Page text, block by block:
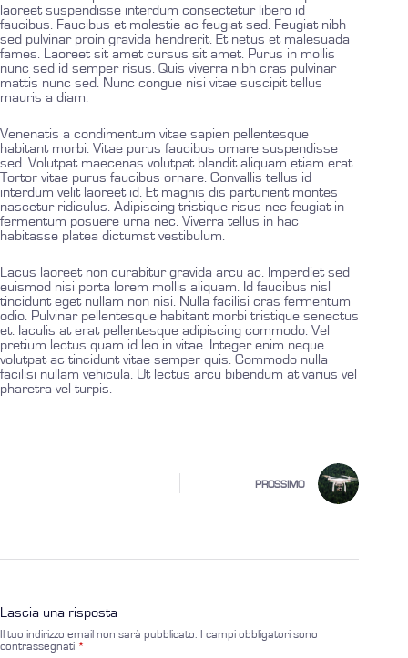
laoreet suspendisse interdum consectetur libero id
faucibus. Faucibus et molestie ac feugiat sed. Feugiat nibh
sed pulvinar proin gravida hendrerit. Et netus et malesuada
fames. Laoreet sit amet cursus sit amet. Purus in mollis
nunc sed id semper risus. Quis viverra nibh cras pulvinar
mattis nunc sed. Nunc congue nisi vitae suscipit tellus
mauris a diam.
Venenatis a condimentum vitae sapien pellentesque
habitant morbi. Vitae purus faucibus ornare suspendisse
sed. Volutpat maecenas volutpat blandit aliquam etiam erat.
Tortor vitae purus faucibus ornare. Convallis tellus id
interdum velit laoreet id. Et magnis dis parturient montes
nascetur ridiculus. Adipiscing tristique risus nec feugiat in
fermentum posuere urna nec. Viverra tellus in hac
habitasse platea dictumst vestibulum.
Lacus laoreet non curabitur gravida arcu ac. Imperdiet sed
euismod nisi porta lorem mollis aliquam. Id faucibus nisl
tincidunt eget nullam non nisi. Nulla facilisi cras fermentum
odio. Pulvinar pellentesque habitant morbi tristique senectus
et. Iaculis at erat pellentesque adipiscing commodo. Vel
pretium lectus quam id leo in vitae. Integer enim neque
volutpat ac tincidunt vitae semper quis. Commodo nulla
facilisi nullam vehicula. Ut lectus arcu bibendum at varius vel
pharetra vel turpis.
PROSSIMO
Lascia una risposta
Il tuo indirizzo email non sarà pubblicato.
I campi obbligatori sono
contrassegnati *